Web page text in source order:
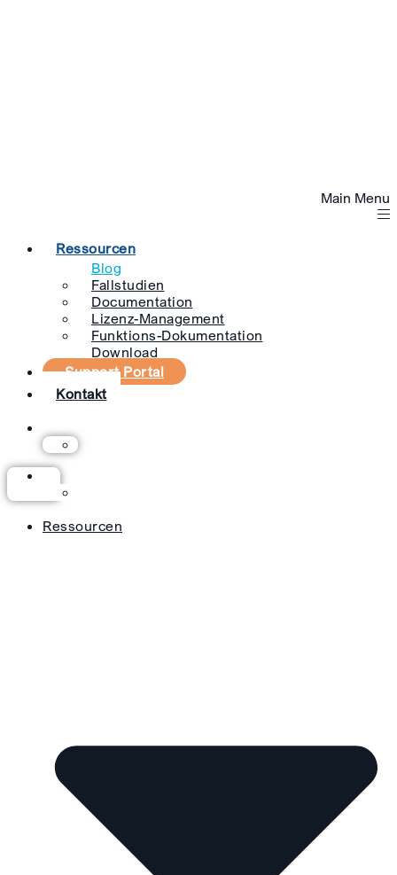
Main Menu
Ressourcen
Blog
Fallstudien
Documentation
Lizenz-Management
Funktions-Dokumentation
Download
Support Portal
Kontakt
Ressourcen